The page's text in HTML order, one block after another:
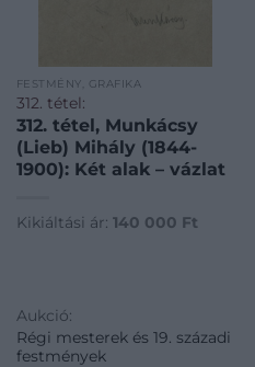
FESTMÉNY, GRAFIKA
312. tétel:
312. tétel, Munkácsy
(Lieb) Mihály (1844-
1900): Két alak – vázlat
Kikiáltási ár: 140 000 Ft
Aukció:
Régi mesterek és 19. századi
festmények